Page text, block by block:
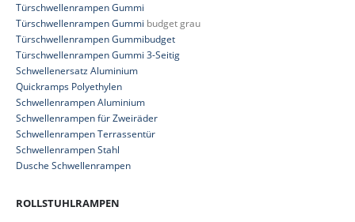
Türschwellenrampen Gummi
Türschwellenrampen Gummi budget grau
Türschwellenrampen Gummibudget
Türschwellenrampen Gummi 3-Seitig
Schwellenersatz Aluminium
Quickramps Polyethylen
Schwellenrampen Aluminium
Schwellenrampen für Zweiräder
Schwellenrampen Terrassentür
Schwellenrampen Stahl
Dusche Schwellenrampen
ROLLSTUHLRAMPEN